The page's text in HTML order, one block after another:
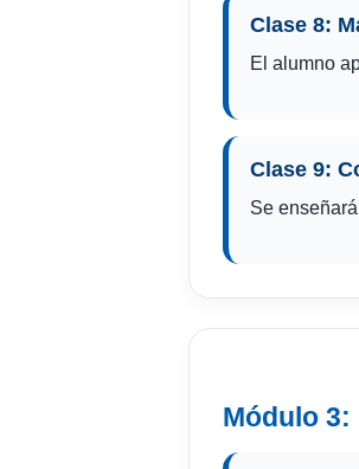
Clase 8:
El alumno
Clase 9:
Se
Módulo